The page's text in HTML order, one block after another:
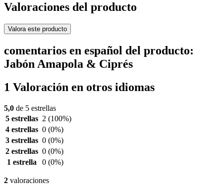
Valoraciones del producto
Valora este producto
comentarios en español del producto:
Jabón Amapola & Ciprés
1 Valoración en otros idiomas
5,0 de 5 estrellas
5 estrellas 2 (100%)
4 estrellas 0 (0%)
3 estrellas 0 (0%)
2 estrellas 0 (0%)
1 estrella
0 (0%)
2 valoraciones